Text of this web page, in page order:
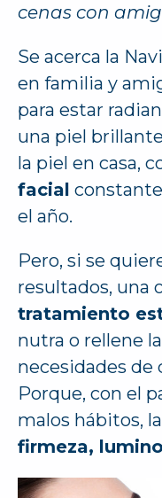
cenas con
Se acerca la
en familia y
para estar
una piel
la piel en casa,
facial
el año.
Pero, si se
resultados, una
tratamiento
nutra o rellene
necesidades de
Porque, con el
malos hábitos,
firmeza,